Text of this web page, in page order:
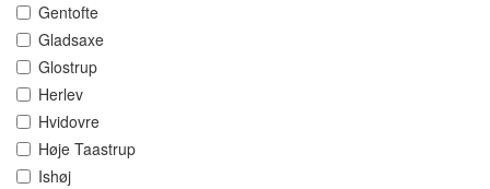
Gentofte
Gladsaxe
Glostrup
Herlev
Hvidovre
Høje Taastrup
Ishøj